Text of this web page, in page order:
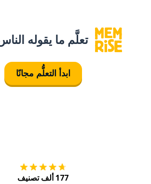
تعلَّم ما يقوله
ابدأ التعلُّم مجانًا
177 ألف تصنيف